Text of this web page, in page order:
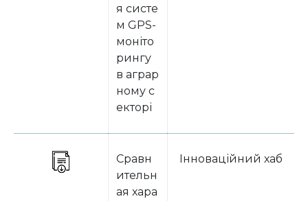
я систе
м GPS-
моніто
рингу
в аграр
ному с
екторі
Сравн
ительн
ая хара
Інноваційний хаб